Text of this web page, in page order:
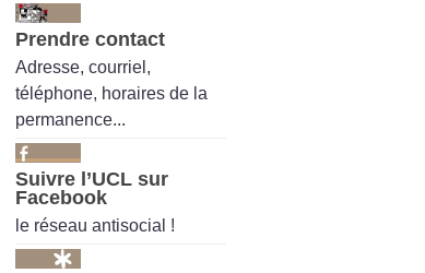
Prendre contact
Adresse, courriel,
téléphone, horaires de la
permanence...
Suivre l’UCL sur
Facebook
le réseau antisocial !